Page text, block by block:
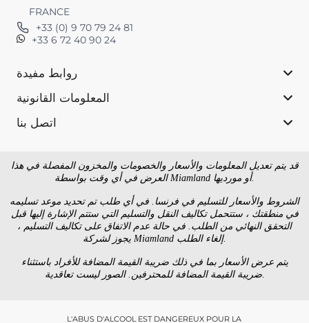
FRANCE
+33 (0) 9 70 79 24 81
+33 6 72 40 90 24
روابط مفيدة
المعلومات القانونية
اتصل بنا
قد يتم تعديل المعلومات والأسعار والخصومات والمخزون المفصلة في هذا
العرض في أي وقت بواسطة Miamland أو مورديها.
الشروط والأسعار للتسليم في فرنسا. في أي طلب تم تحديد موعد تسليمه
في منطقتك ، ستتحمل تكاليف النقل والتسليم التي ستتم الإشارة إليها قبل
التحقق النهائي من الطلب. في حالة عدم الاتفاق على تكاليف التسليم ،
يجوز لشركة Miamland إلغاء الطلب.
يتم عرض الأسعار بما في ذلك ضريبة القيمة المضافة للأفراد باستثناء
ضريبة القيمة المضافة للمحترفين. الصور ليست تعاقدية.
L'ABUS D'ALCOOL EST DANGEREUX POUR LA